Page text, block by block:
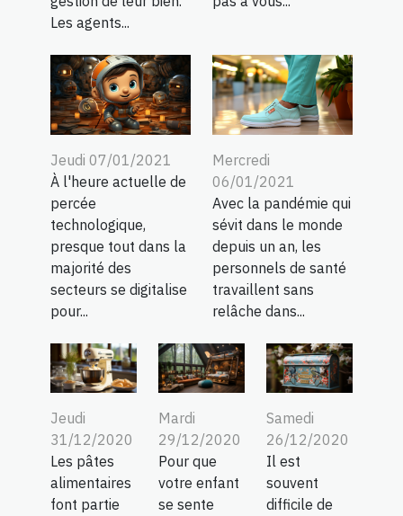
Les agents...
Jeudi 07/01/2021
À l'heure actuelle de
percée
technologique,
presque tout dans la
majorité des
secteurs se digitalise
pour...
Mercredi
06/01/2021
Avec la pandémie qui
sévit dans le monde
depuis un an, les
personnels de santé
travaillent sans
relâche dans...
Jeudi
31/12/2020
Les pâtes
alimentaires
font partie
Mardi
29/12/2020
Pour que
votre enfant
se sente
Samedi
26/12/2020
Il est
souvent
difficile de